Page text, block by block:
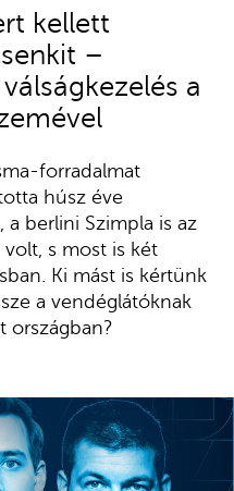
kellett
–
a
forradalmat
húsz éve
a berlini Szimpla is az
s most is két
Ki mást is kértünk
a vendéglátóknak
országban?